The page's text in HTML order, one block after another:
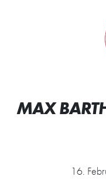
MAX
16.